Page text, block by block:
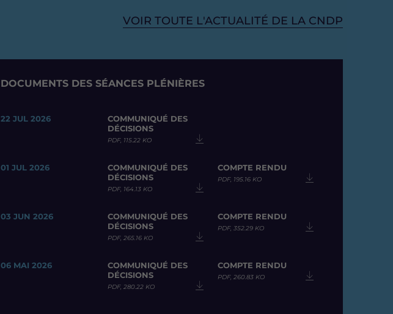
VOIR TOUTE L'ACTUALITÉ DE LA CNDP
DOCUMENTS DES SÉANCES PLÉNIÈRES
22 JUL 2026
COMMUNIQUÉ DES
DÉCISIONS
PDF, 115.22 KO
01 JUL 2026
COMMUNIQUÉ DES
DÉCISIONS
PDF, 164.13 KO
COMPTE RENDU
PDF, 195.16 KO
03 JUN 2026
COMMUNIQUÉ DES
DÉCISIONS
PDF, 265.16 KO
COMPTE RENDU
PDF, 352.29 KO
06 MAI 2026
COMMUNIQUÉ DES
DÉCISIONS
PDF, 280.22 KO
COMPTE RENDU
PDF, 260.83 KO